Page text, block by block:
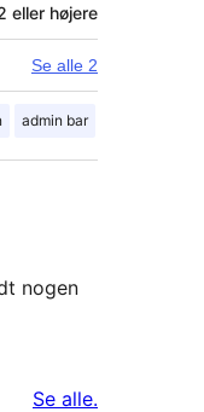
eller højere
Se alle 2
admin bar
nogen
Se alleanmeldelser
.